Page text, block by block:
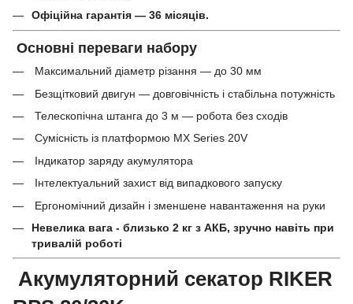
Офіційна гарантія — 36 місяців.
Основні переваги набору
Максимальний діаметр різання — до 30 мм
Безщітковий двигун — довговічність і стабільна потужність
Телескопічна штанга до 3 м — робота без сходів
Сумісність із платформою MX Series 20V
Індикатор заряду акумулятора
Інтелектуальний захист від випадкового запуску
Ергономічний дизайн і зменшене навантаження на руки
Невелика вага - близько 2 кг з АКБ, зручно навіть при
тривалій роботі
Акумуляторний секатор RIKER